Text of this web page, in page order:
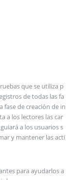
que se utiliza p
de todas las fa
fase de creación de in
a los lectores las car
a los usuarios s
y mantener las acti
para ayudarlos a